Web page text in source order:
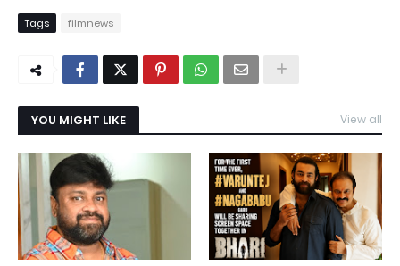
Tags filmnews
YOU MIGHT LIKE View all